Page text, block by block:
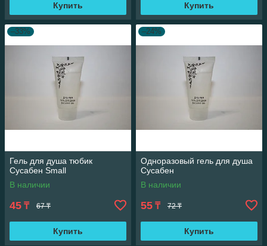
Купить Купить
–33%
Гель для душа тюбик
Cусабен Small
В наличии
45 ₸ 67 ₸
Купить
–24%
Одноразовый гель для душа
Сусабен
В наличии
55 ₸ 72 ₸
Купить